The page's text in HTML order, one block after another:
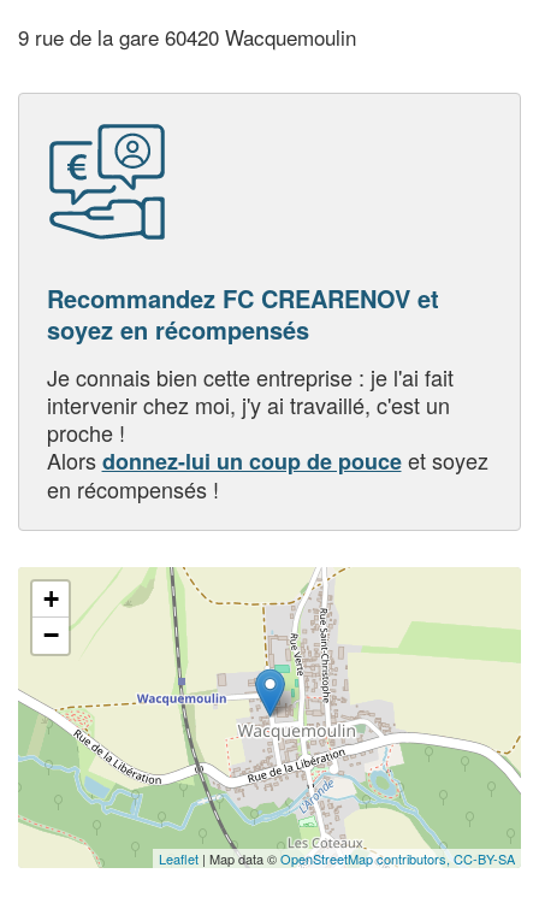
9 rue de la gare 60420 Wacquemoulin
Recommandez FC CREARENOV et
soyez en récompensés
Je connais bien cette entreprise : je l'ai fait
intervenir chez moi, j'y ai travaillé, c'est un
proche !
Alorsdonnez-lui un coup de pouceet soyez
en récompensés !
+
−
Leaflet | Map data ©OpenStreetMap contributors, CC-BY-SA